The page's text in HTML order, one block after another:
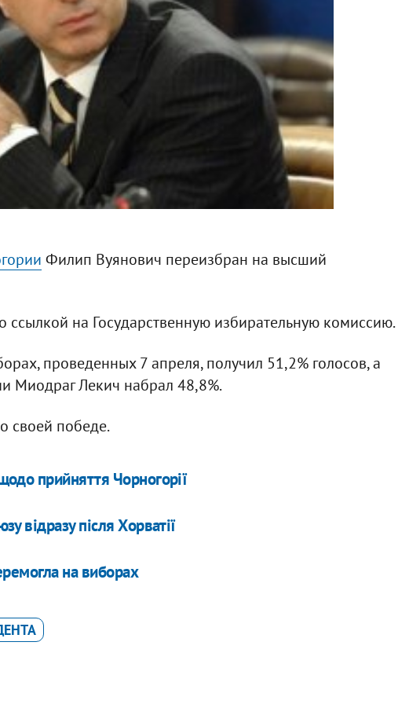
Филип Вуянович переизбран на высший
ссылкой на Государственную избирательную комиссию.
проведенных 7 апреля, получил 51,2% голосов, а
Миодраг Лекич набрал 48,8%.
своей победе.
прийняття Чорногорії
відразу після Хорватії
на виборах